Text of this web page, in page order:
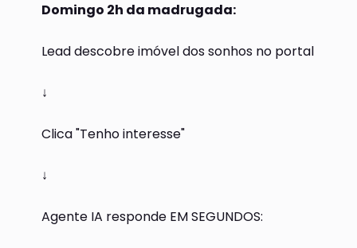
Domingo 2h da madrugada:
Lead descobre imóvel dos sonhos no portal
↓
Clica "Tenho interesse"
↓
Agente IA responde EM SEGUNDOS: